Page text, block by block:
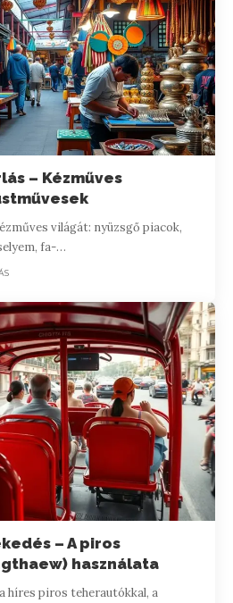
– Kézműves
világát: nyüzsgő piacok,
fa-…
– A piros
használata
híres piros teherautókkal, a